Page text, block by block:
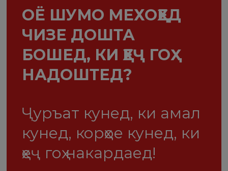
ОЁ ШУМО МЕХОҲЕД
ЧИЗЕ ДОШТА
БОШЕД, КИ ҲЕҶ ГОҲ
НАДОШТЕД?
Ҷуръат кунед, ки амал
кунед, корҳое кунед, ки
ҳеҷ гоҳ накардаед!